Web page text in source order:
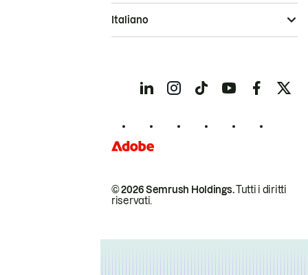
© 2026 Semrush Holdings.Tutti i diritti
riservati.
Italiano